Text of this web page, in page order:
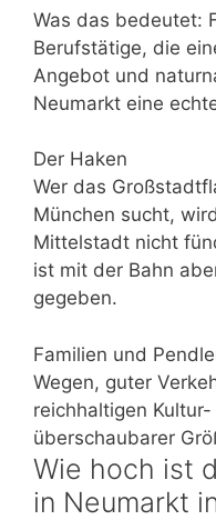
Was das bedeutet:
Berufstätige, die
Angebot und
Neumarkt eine
Der Haken
Wer das
München sucht,
Mittelstadt nicht
ist mit der Bahn
gegeben.
Familien und
Wegen, guter
reichhaltigen
überschaubarer
Wie hoch ist
in Neumarkt